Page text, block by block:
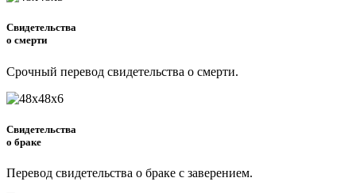
Свидетельства
о смерти
Срочный перевод свидетельства о смерти.
Свидетельства
о браке
Перевод свидетельства о браке с заверением.